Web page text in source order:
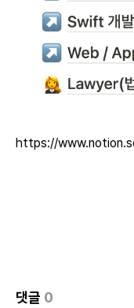
https://
댓글 0